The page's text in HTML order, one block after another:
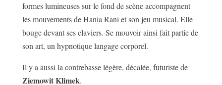
formes lumineuses sur le fond de scène accompagnent
les mouvements de Hania Rani et son jeu musical. Elle
bouge devant ses claviers. Se mouvoir ainsi fait partie de
son art, un hypnotique langage corporel.
Il y a aussi la contrebasse légère, décalée, futuriste de
Ziemowit Klimek.